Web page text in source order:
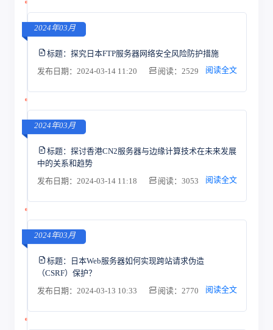
2024年03月
标题： 探究日本FTP服务器网络安全风险防护措施
发布日期：2024-03-14 11:20
阅读：2529 阅读全文
2024年03月
标题： 探讨香港CN2服务器与边缘计算技术在未来发展
中的关系和趋势
发布日期：2024-03-14 11:18
阅读：3053 阅读全文
2024年03月
标题：
日本Web服务器如何实现跨站请求伪造
（CSRF）保护？
发布日期：2024-03-13 10:33
阅读：2770 阅读全文